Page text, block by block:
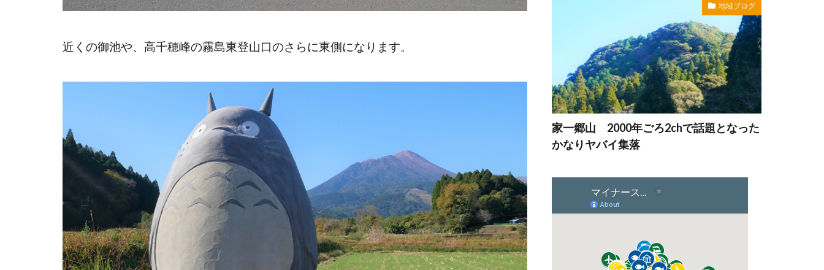
近くの御池や、高千穂峰の霧島東登山口のさらに東側になります。
地域ブログ
家一郷山 2000年ごろ2chで話題となった
かなりヤバイ集落